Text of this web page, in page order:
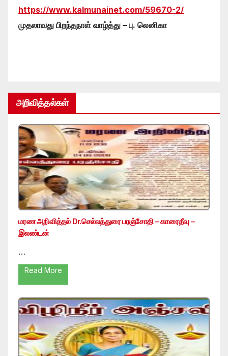
https://www.kalmunainet.com/59670-2/
முதலாவது பிறந்தநாள் வாழ்த்து – பு. லெனிகா
அறிவித்தல்கள்
மரண அறிவித்தல் Dr.செல்லத்துரை பரஞ்சோதி – காரைதீவு –
இலண்டன்
…
Read More